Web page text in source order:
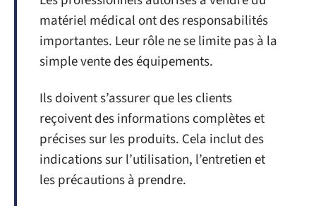
matériel médical ont des responsabilités
importantes. Leur rôle ne se limite pas à la
simple vente des équipements.
Ils doivent s’assurer que les clients
reçoivent des informations complètes et
précises sur les produits. Cela inclut des
indications sur l’utilisation, l’entretien et
les précautions à prendre.